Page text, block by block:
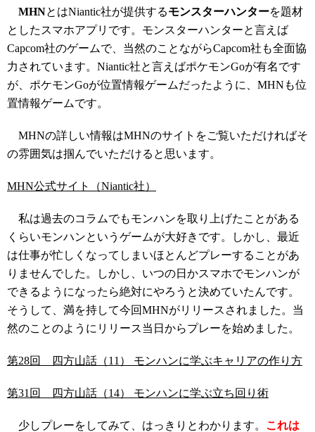
MHNとはNiantic社が提供するモンスターハンターを題材
としたスマホアプリです。モンスターハンターと言えば
Capcom社のゲームで、当然のことながらCapcom社も全面協
力されています。Niantic社と言えばポケモンGoが有名です
が、ポケモンGoが位置情報ゲームだったように、MHNも位
置情報ゲームです。
MHNの詳しい情報はMHNのサイトをご覧いただければそ
の雰囲気は掴んでいただけると思います。
MHN公式サイト（Niantic社）
私は過去のコラムでもモンハンを取り上げたことがある
くらいモンハンというゲームが大好きです。しかし、最近
は仕事が忙しくなってしまいほとんどプレーすることがあ
りませんでした。しかし、いつの日かスマホでモンハンが
できるようになったら絶対にやろうと決めていたんです。
そうして、満を持して今回MHNがリリースされました。当
然のことのようにリリース当日からプレーを始めました。
第28回 四方山話（11） モンハンに学ぶキャリアの作り方
第31回 四方山話（14） モンハンに学ぶ立ち回り術
少しプレーをしてみて、はっきりとわかります。 これは